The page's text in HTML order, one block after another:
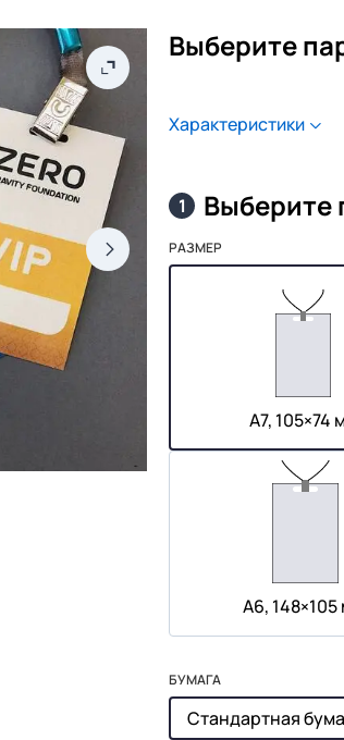
Выберите
Характеристики
1 Выберите
РАЗМЕР
А7, 105×74
А6,
БУМАГА
Стандартная